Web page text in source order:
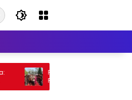
Penuh Haru dan Kehangatan, AKBP
Raswidiati Angraini, S.I.K. Resmi Jabat
Kapolres Lampung Utara